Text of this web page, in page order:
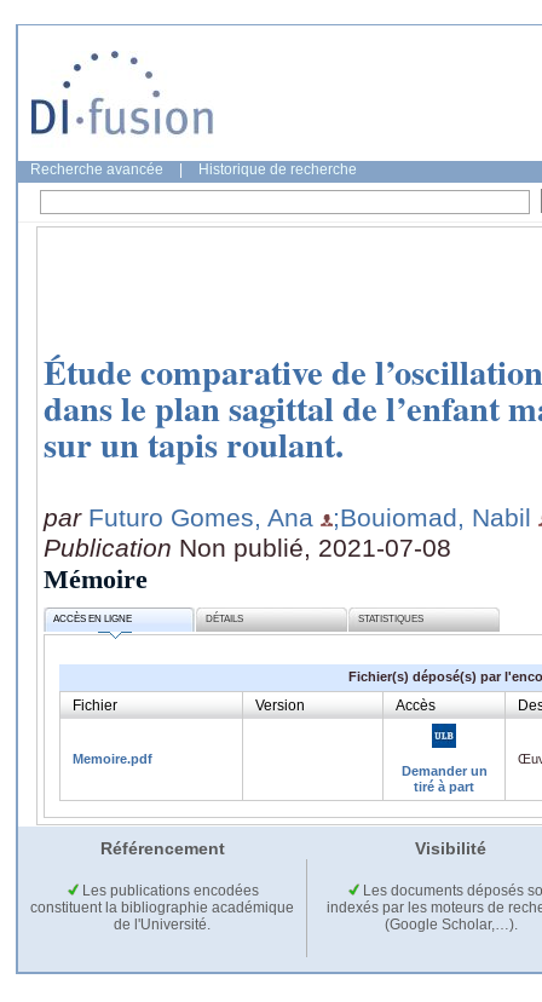
Recherche avancée Historique de recherche
Étude comparative de
dans le plan sagittal de l’enfant
sur un tapis roulant.
par Futuro Gomes, Ana
;Bouiomad, Nabil
Publication Non publié, 2021-07-08
Mémoire
ACCÈS EN LIGNE DÉTAILS STATISTIQUES
Fichier(s) déposé(s) par
Fichier Version Accès
Memoire.pdf
Demander un
tiré à part
Référencement Visibilité
Les publications encodées
constituent la bibliographie académique
de l'Université.
Les documents déposés
indexés par les moteurs de
(Google Scholar,…).